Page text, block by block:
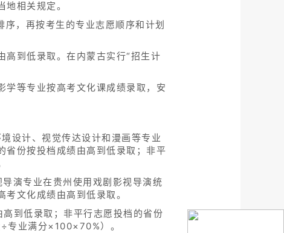
相关规定。
，再按考生的专业志愿顺序和计划
高到低录取。在内蒙古实行“招生计
学等专业按高考文化课成绩录取，安
设计、视觉传达设计和漫画等专业
省份按投档成绩由高到低录取；非平
演专业在贵州使用戏剧影视导演统
文化成绩由高到低录取。
到低录取；非平行志愿投档的省份
专业满分×100×70%）。